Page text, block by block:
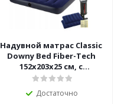
Надувной матрас Classic
Downy Bed Fiber-Tech
152х203х25 см, с
подушками и насосом
Достаточно